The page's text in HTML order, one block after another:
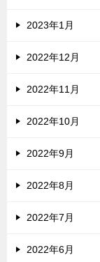
2023年1月
2022年12月
2022年11月
2022年10月
2022年9月
2022年8月
2022年7月
2022年6月